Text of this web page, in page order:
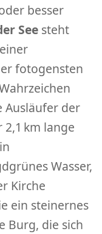
besser
See steht
fotogensten
Ausläufer der
2,1 km lange
Wasser,
Kirche
ein steinernes
Burg, die sich